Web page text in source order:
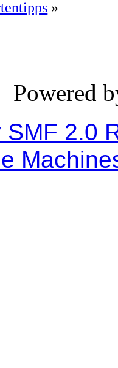
»
Powered
SMF 2.0